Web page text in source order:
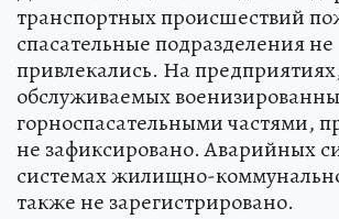
транспортных происшествий
спасательные подразделения не
привлекались. На
обслуживаемых
горноспасательными частями,
не зафиксировано. Аварийных
системах жилищно-
также не зарегистрировано.